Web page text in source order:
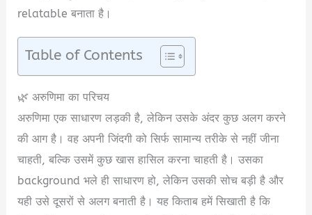
relatable बनाता है।
Table of Contents
🌿 अरुणिमा का परिचय
अरुणिमा एक साधारण लड़की है, लेकिन उसके अंदर कुछ अलग करने
की आग है। वह अपनी जिंदगी को सिर्फ सामान्य तरीके से नहीं जीना
चाहती, बल्कि उसमें कुछ खास हासिल करना चाहती है। उसका
background भले ही साधारण हो, लेकिन उसकी सोच बड़ी है और
यही उसे दूसरों से अलग बनाती है। यह किताब हमें सिखाती है कि